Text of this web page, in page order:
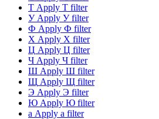
Т Apply Т filter
УApply У filter
Ф Apply Ф filter
Х Apply Х filter
Ц Apply Ц filter
Ч Apply Ч filter
Ш Apply Ш filter
Щ Apply Щ filter
Э Apply Э filter
Ю Apply Ю filter
а Apply а filter